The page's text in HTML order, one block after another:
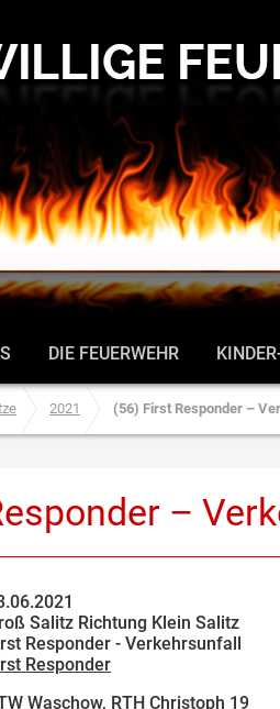
DIE FEUERWEHR
2021 (56) First Responder –
–
Salitz Richtung Klein Salitz
Responder - Verkehrsunfall
Responder
Waschow, RTH Christoph 19